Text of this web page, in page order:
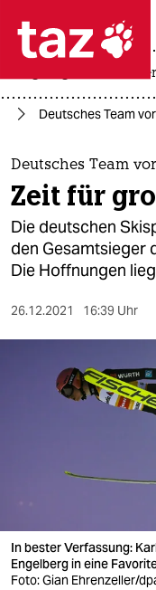

themen
politik
öko
gesellschaft
verlag
verlag
usa
Deutsches Team
Deutsches Team
Zeit für
Die deutschen
den Gesamtsieger
Die Hoffnungen
26.12.2021 16:39 Uhr
In bester Verfassung:
Engelberg in eine
Foto: Gian Ehrenzeller/